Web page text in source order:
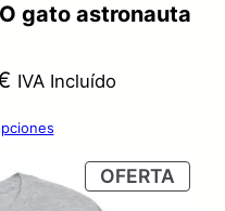
gato astronauta
El
precio
es:
IVA Incluído
OFERTA
EN